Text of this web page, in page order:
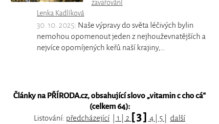
zavařování
Lenka Kadlíková
30. 10. 2025: Naše výpravy do světa léčivých bylin
nemohou opomenout jeden z nejhouževnatějších a
nejvíce opomíjených keřů naší krajiny,…
Články na PŘÍRODA.cz, obsahující slovo „vitamin c cho cá“
(celkem 64):
Listování: předcházející 1 2 [ 3 ] 4 5
další